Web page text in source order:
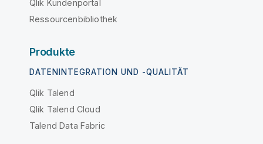
Qlik Kundenportal
Ressourcenbibliothek
Produkte
DATENINTEGRATION UND -QUALITÄT
Qlik Talend
Qlik Talend Cloud
Talend Data Fabric